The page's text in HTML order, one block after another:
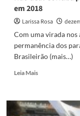
em 2018
Larissa Rosa
Com uma virada nos
permanência dos
Brasileirão (mais…)
Leia MaisRead
Não
deu!